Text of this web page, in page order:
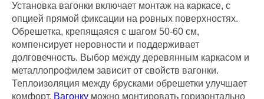
Установка вагонки включает монтаж на каркасе, с
опцией прямой фиксации на ровных поверхностях.
Обрешетка, крепящаяся с шагом 50-60 см,
компенсирует неровности и поддерживает
долговечность. Выбор между деревянным каркасом и
металлопрофилем зависит от свойств вагонки.
Теплоизоляция между брусками обрешетки улучшает
комфорт. Вагонку можно монтировать горизонтально